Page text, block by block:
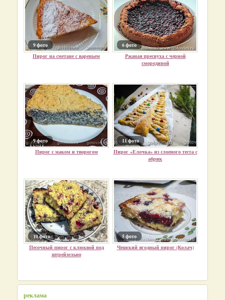
9 фото
Пирог на сметане с вареньем
6 фото
Ржаная преснуха с черной
смородиной
9 фото
Пирог с маком и творогом
11 фото
Пирог «Елочка» из слоеного теста с
абрик
10 фото
Песочный пирог с клюквой под
штрейзельно
5 фото
Чешский ягодный пирог (Колач)
реклама